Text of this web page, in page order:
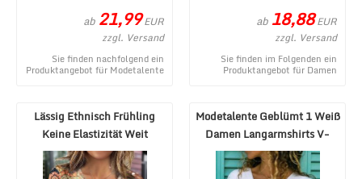
ab 21,99EUR
zzgl. Versand
Sie finden nachfolgend ein
Produktangebot für Modetalente
ab 18,88EUR
zzgl. Versand
Sie finden im Folgenden ein
Produktangebot für Damen
Lässig Ethnisch Frühling
Keine Elastizität Weit
Langarm Regelmäß ...
Modetalente Geblümt 1 Weiß
Damen Langarmshirts V-
Ausschnitt Läss ...